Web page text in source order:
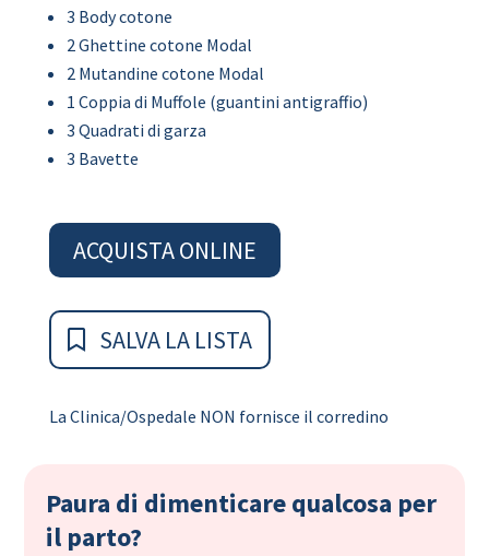
3 Body cotone
2 Ghettine cotone Modal
2 Mutandine cotone Modal
1 Coppia di Muffole (guantini antigraffio)
3 Quadrati di garza
3 Bavette
ACQUISTA ONLINE
SALVA LA LISTA
La Clinica/Ospedale NON fornisce il corredino
Paura di dimenticare qualcosa per
il parto?